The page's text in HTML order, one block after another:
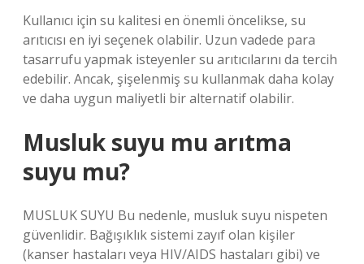
Kullanıcı için su kalitesi en önemli öncelikse, su
arıtıcısı en iyi seçenek olabilir. Uzun vadede para
tasarrufu yapmak isteyenler su arıtıcılarını da tercih
edebilir. Ancak, şişelenmiş su kullanmak daha kolay
ve daha uygun maliyetli bir alternatif olabilir.
Musluk suyu mu arıtma
suyu mu?
MUSLUK SUYU Bu nedenle, musluk suyu nispeten
güvenlidir. Bağışıklık sistemi zayıf olan kişiler
(kanser hastaları veya HIV/AIDS hastaları gibi) ve